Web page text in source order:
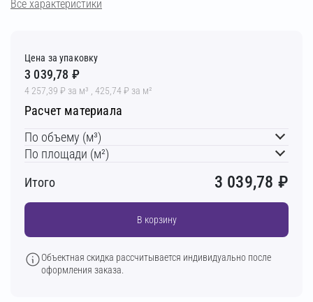
Все характеристики
Цена за упаковку
3 039,78 ₽
4 257,39 ₽ за м³ , 425,74 ₽ за м²
Расчет материала
По объему (м³)
По площади (м²)
Итого
3 039,78 ₽
В корзину
Объектная скидка рассчитывается индивидуально после
оформления заказа.